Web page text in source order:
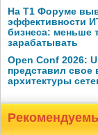
На Т1 Форуме
эффективности
бизнеса: меньше
зарабатывать
Open Conf 2026:
представил свое
архитектуры